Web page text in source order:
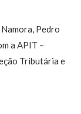
Pedro
a APIT –
Tributária e